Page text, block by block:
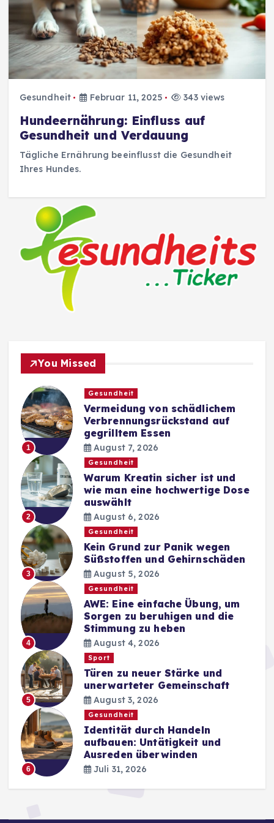
Gesundheit Februar 11, 2025 343 views
Hundeernährung: Einfluss auf
Gesundheit und Verdauung
Tägliche Ernährung beeinflusst die Gesundheit
Ihres Hundes.
You Missed
1
Gesundheit
Vermeidung von schädlichem
Verbrennungsrückstand auf
gegrilltem Essen
August 7, 2026
2
Gesundheit
Warum Kreatin sicher ist und
wie man eine hochwertige Dose
auswählt
August 6, 2026
3
Gesundheit
Kein Grund zur Panik wegen
Süßstoffen und Gehirnschäden
August 5, 2026
4
Gesundheit
AWE: Eine einfache Übung, um
Sorgen zu beruhigen und die
Stimmung zu heben
August 4, 2026
5
Sport
Türen zu neuer Stärke und
unerwarteter Gemeinschaft
August 3, 2026
6
Gesundheit
Identität durch Handeln
aufbauen: Untätigkeit und
Ausreden überwinden
Juli 31, 2026